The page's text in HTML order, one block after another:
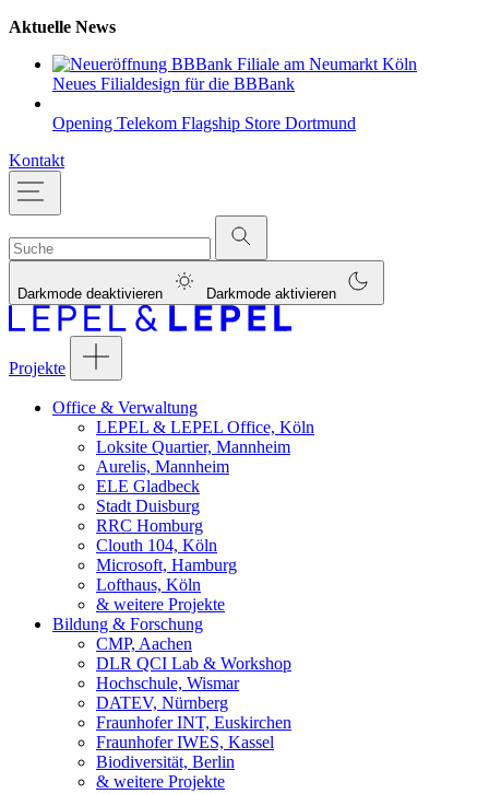
Aktuelle News
Neues Filialdesign für die BBBank
Opening Telekom Flagship Store Dortmund
Kontakt
Darkmode deaktivieren Darkmode aktivieren
Projekte
Office & Verwaltung
LEPEL & LEPEL Office, Köln
Loksite Quartier, Mannheim
Aurelis, Mannheim
ELE Gladbeck
Stadt Duisburg
RRC Homburg
Clouth 104, Köln
Microsoft, Hamburg
Lofthaus, Köln
& weitere Projekte
Bildung & Forschung
CMP, Aachen
DLR QCI Lab & Workshop
Hochschule, Wismar
DATEV, Nürnberg
Fraunhofer INT, Euskirchen
Fraunhofer IWES, Kassel
Biodiversität, Berlin
& weitere Projekte